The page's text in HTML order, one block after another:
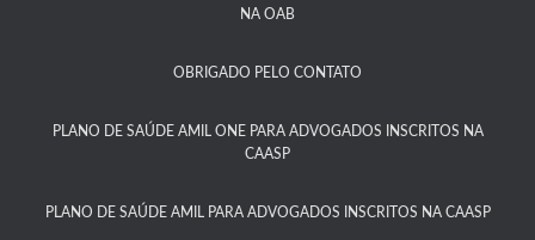
NA OAB
OBRIGADO PELO CONTATO
PLANO DE SAÚDE AMIL ONE PARA ADVOGADOS INSCRITOS NA
CAASP​
PLANO DE SAÚDE AMIL PARA ADVOGADOS INSCRITOS NA CAASP